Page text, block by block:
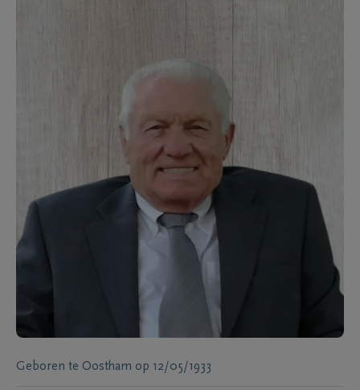
Geboren te Oostham op 12/05/1933